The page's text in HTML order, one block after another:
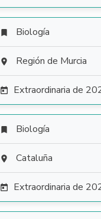
 Biología
 Región de Murcia
 Extraordinaria de
 Biología
 Cataluña
 Extraordinaria de